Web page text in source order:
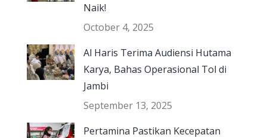
Naik!
October 4, 2025
Al Haris Terima Audiensi Hutama
Karya, Bahas Operasional Tol di
Jambi
September 13, 2025
Pertamina Pastikan Kecepatan